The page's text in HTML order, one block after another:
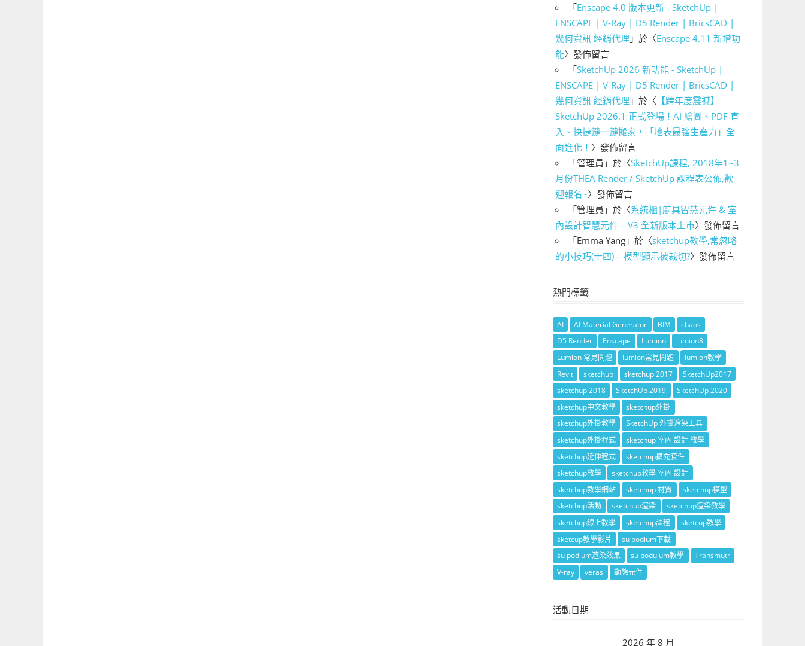
「Enscape 4.0 版本更新 - SketchUp |
ENSCAPE | V-Ray | D5 Render | BricsCAD |
幾何資訊 經銷代理 」於〈Enscape 4.11 新增功
能〉發佈留言
「SketchUp 2026 新功能 - SketchUp |
ENSCAPE | V-Ray | D5 Render | BricsCAD |
幾何資訊 經銷代理 」於〈 【跨年度震撼】
SketchUp 2026.1 正式登場！AI 繪圖、PDF 直
入、快捷鍵一鍵搬家，「地表最強生產力」全
面進化！ 〉發佈留言
「管理員 」於〈SketchUp課程, 2018年1~3
月份THEA Render / SketchUp 課程表公佈,歡
迎報名~〉發佈留言
「管理員 」於〈系統櫃|廚具智慧元件 & 室
內設計智慧元件 – V3 全新版本上市〉發佈留言
「Emma Yang 」於〈sketchup教學,常忽略
的小技巧(十四) – 模型顯示被裁切?〉發佈留言
熱門標籤
AI AI Material Generator BIM
chaos
D5 Render
Enscape Lumion
lumion8
Lumion 常見問題
lumion常見問題
lumion教學
Revit
sketchup sketchup 2017
SketchUp2017
sketchup 2018
SketchUp 2019
SketchUp 2020
sketchup中文教學
sketchup外掛
sketchup外掛教學
SketchUp 外掛渲染工具
sketchup外掛程式
sketchup 室內 設計 教學
sketchup延伸程式
sketchup擴充套件
sketchup教學
sketchup教學 室內 設計
sketchup教學網站
sketchup 材質
sketchup模型
sketchup活動
sketchup渲染
sketchup渲染教學
sketchup線上教學
sketchup課程
sketcup教學
sketcup教學影片
su podium下載
su podium渲染效果
su poduium教學
Transmutr
V-ray
veras 動態元件
活動日期
2026 年 8 月